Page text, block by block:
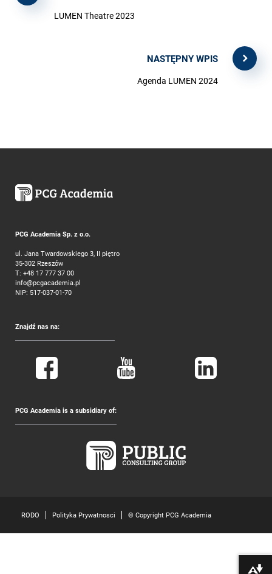
LUMEN Theatre 2023
NASTĘPNY WPIS
Agenda LUMEN 2024
PCG Academia Sp. z o.o.
ul. Jana Twardowskiego 3, II piętro
35-302 Rzeszów
T: +48 17 777 37 00
info@pcgacademia.pl
NIP: 517-037-01-70
Znajdź nas na:
PCG Academia is a subsidiary of:
RODO Polityka Prywatnosci © Copyright PCG Academia